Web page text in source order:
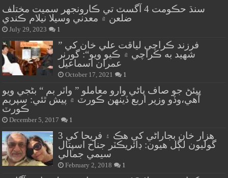
سنڌ حڪومت 4 آگسٽ تي ڪارونجهر سميت مختلف
ضلعن ۾ معدني وسيلا نيلام ڪندي
July 29, 2023 1
” فرزند ڪراچي لياقت علي خان کي
شهيد به ڪراچي ۾ ڪيو ويو“: گورنر
عمران اسماعيل
October 17, 2021 1
پيئڻ جو صاف پاڻي وارو معاملو ” واٽر بم “ بڻجي ويو
آهي،وڏو وزير اربع ڏينهن ڪورٽ ۾ پيش ٿئي: سپريم
ڪورٽ
December 5, 2017 1
هزار خان بجاراڻي کي هڪ ۽ فريحا کي 3
گوليون لڳل هيون: ڊائريڪٽر جناح اسپتال
سيمي جمالي
February 2, 2018 1